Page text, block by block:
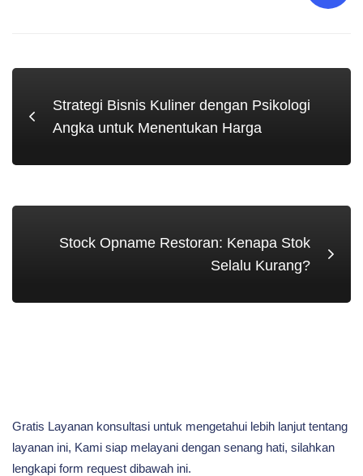
Strategi Bisnis Kuliner dengan Psikologi
Angka untuk Menentukan Harga
Stock Opname Restoran: Kenapa Stok
Selalu Kurang?
Gratis Layanan konsultasi untuk mengetahui lebih lanjut tentang
layanan ini, Kami siap melayani dengan senang hati, silahkan
lengkapi form request dibawah ini.